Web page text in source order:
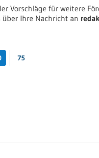
Vorschläge für weitere
Ihre Nachricht an
75